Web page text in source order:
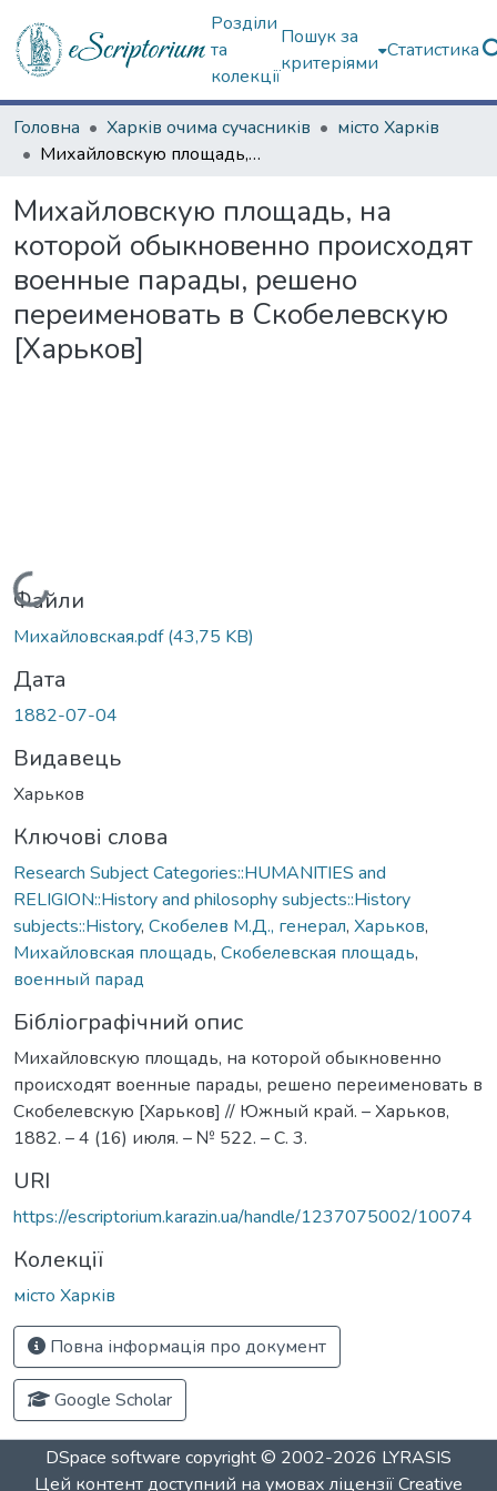
Розділи
та
колекції
Пошук за
критеріями
Статистика
Головна Харків очима сучасників
місто Харків
Михайловскую площадь, на которой обыкновенно происходят военные парады, решено переименовать в Скобелевскую [Харьков]
Михайловскую площадь, на
которой обыкновенно происходят
военные парады, решено
переименовать в Скобелевскую
[Харьков]
Вантажиться...
Файли
Михайловская.pdf(43,75 KB)
Дата
1882-07-04
Видавець
Харьков
Ключові слова
Research Subject Categories::HUMANITIES and
RELIGION::History and philosophy subjects::History
subjects::History, Скобелев М.Д., генерал, Харьков,
Михайловская площадь, Скобелевская площадь,
военный парад
Бібліографічний опис
Михайловскую площадь, на которой обыкновенно
происходят военные парады, решено переименовать в
Скобелевскую [Харьков] // Южный край. – Харьков,
1882. – 4 (16) июля. – № 522. – С. 3.
URI
https://escriptorium.karazin.ua/handle/1237075002/10074
Колекції
місто Харків
Повна інформація про документ
Google Scholar
DSpace software copyright © 2002-2026 LYRASIS
Цей контент доступний на умовах ліцензіїCreative